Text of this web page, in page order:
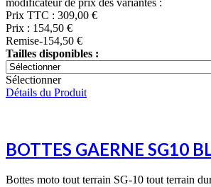
modificateur de prix des variantes :
Prix TTC : 309,00 €
Prix : 154,50 €
Remise-154,50 €
Tailles disponibles :
Sélectionner
Détails du Produit
BOTTES GAERNE SG10
Bottes moto tout terrain SG-10 tout terrain